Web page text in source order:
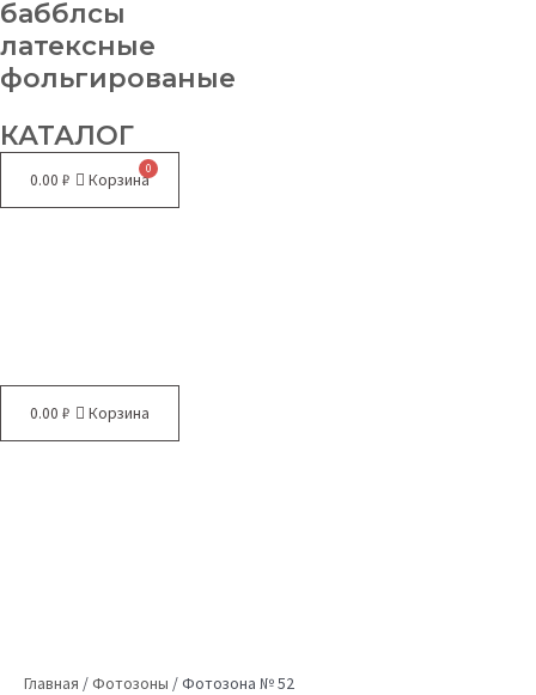
бабблсы
латексные
фольгированые
КАТАЛОГ
0.00 ₽ Корзина
0.00 ₽ Корзина
Главная /Фотозоны /Фотозона № 52